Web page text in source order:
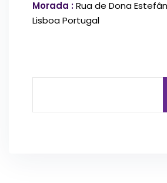
Morada :Rua de Dona
Lisboa Portugal